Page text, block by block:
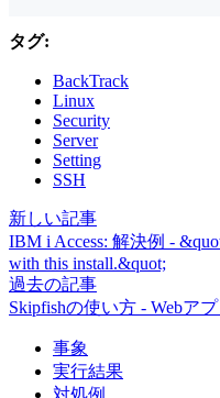
タグ:
BackTrack
Linux
Security
Server
Setting
SSH
新しい記事
IBM i Access: 解決例 -
with this install.&quot;
過去の記事
Skipfishの使い方 - Webア
事象
実行結果